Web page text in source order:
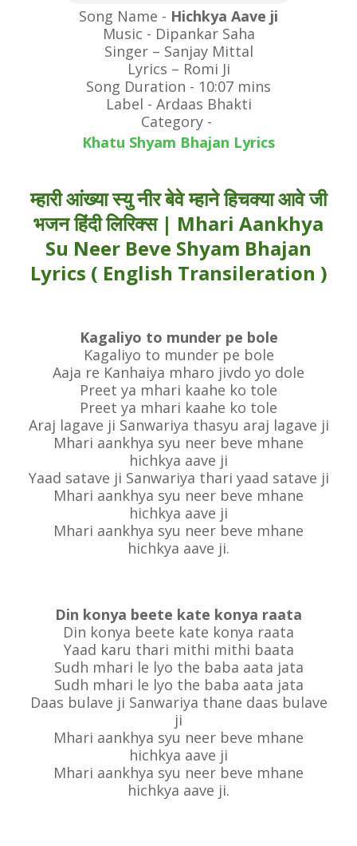
Song Name - Hichkya Aave ji
Music - Dipankar Saha
Singer – Sanjay Mittal
Lyrics – Romi Ji
Song Duration - 10:07 mins
Label - Ardaas Bhakti
Category -
Khatu Shyam Bhajan Lyrics
म्हारी आंख्या स्यु नीर बेवे म्हाने हिचक्या आवे जी
भजन हिंदी लिरिक्स | Mhari Aankhya
Su Neer Beve Shyam Bhajan
Lyrics ( English Transileration )
Kagaliyo to munder pe bole
Kagaliyo to munder pe bole
Aaja re Kanhaiya mharo jivdo yo dole
Preet ya mhari kaahe ko tole
Preet ya mhari kaahe ko tole
Araj lagave ji Sanwariya thasyu araj lagave ji
Mhari aankhya syu neer beve mhane
hichkya aave ji
Yaad satave ji Sanwariya thari yaad satave ji
Mhari aankhya syu neer beve mhane
hichkya aave ji
Mhari aankhya syu neer beve mhane
hichkya aave ji.
Din konya beete kate konya raata
Din konya beete kate konya raata
Yaad karu thari mithi mithi baata
Sudh mhari le lyo the baba aata jata
Sudh mhari le lyo the baba aata jata
Daas bulave ji Sanwariya thane daas bulave
ji
Mhari aankhya syu neer beve mhane
hichkya aave ji
Mhari aankhya syu neer beve mhane
hichkya aave ji.